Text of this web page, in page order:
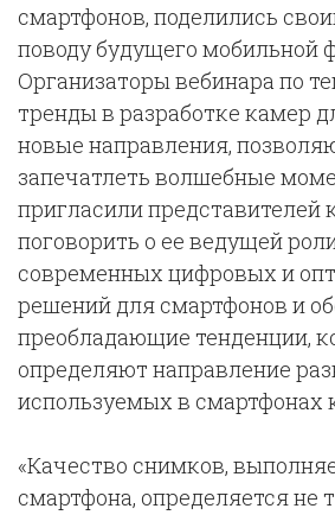
смартфонов, поделились
поводу будущего мобильной
Организаторы вебинара по
тренды в разработке камер
новые направления,
запечатлеть волшебные
пригласили представителей
поговорить о ее ведущей
современных цифровых и
решений для смартфонов и
преобладающие тенденции,
определяют направление
используемых в смартфонах
«Качество снимков,
смартфона, определяется не